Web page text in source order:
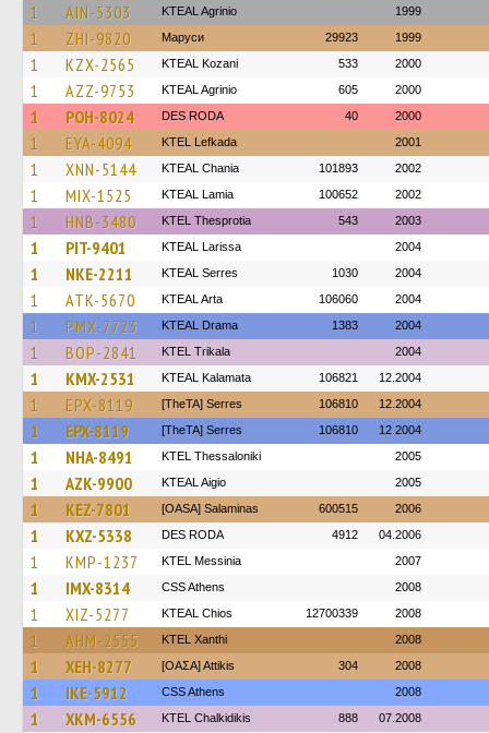
1 AIN-5303 KTEAL Agrinio 1999
1 ZHI-9820 Маруси 29923 1999
1 KZX-2565 KTEAL Kozani 533 2000
1 AZZ-9753 KTEAL Agrinio 605 2000
1 POH-8024 DES RODA 40 2000
1 EYA-4094 KTEL Lefkada 2001
1 XNN-5144 KTEAL Chania 101893 2002
1 MIX-1525 KTEAL Lamia 100652 2002
1 HNB-3480 KTEL Thesprotia 543 2003
1 PIT-9401 KTEAL Larissa 2004
1 NKE-2211 KTEAL Serres 1030 2004
1 ATK-5670 KTEAL Arta 106060 2004
1 PMX-7723 KTEAL Drama 1383 2004
1 BOP-2841 ΚΤΕL Τrikala 2004
1 KMX-2531 KTEAL Kalamata 106821 12.2004
1 EPX-8119 [TheTA] Serres 106810 12.2004
1 EPX-8119 [TheTA] Serres 106810 12.2004
1 NHA-8491 KTEL Thessaloniki 2005
1 AZK-9900 KTEAL Aigio 2005
1 KEZ-7801 [OASA] Salaminas 600515 2006
1 KXZ-5338 DES RODA 4912 04.2006
1 KMP-1237 KTEL Messinia 2007
1 IMX-8314 CSS Athens 2008
1 XIZ-5277 KTEAL Chios 12700339 2008
1 AHM-2555 KTEL Xanthi 2008
1 XEH-8277 [ΟΑΣΑ] Αttikis 304 2008
1 IKE-5912 CSS Athens 2008
1 XKM-6556 ΚΤΕL Chalkidikis 888 07.2008